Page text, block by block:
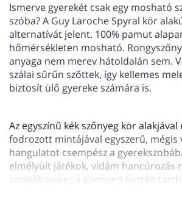
Ismerve gyerekét csak egy mosható
szóba? A Guy Laroche Spyral kör
alternatívát jelent. 100% pamut
hőmérsékleten mosható.
anyaga nem merev hátoldalán sem.
szálai sűrűn szőttek, így kellemes
biztosít ülő gyereke számára is.
Az egyszínű kék szőnyeg kör
fodrozott mintájával egyszerű, mégis
hangulatot csempész a
elmélyült játékok, vidám hancúrozás
szolgáltatja ez a könnyen tisztán